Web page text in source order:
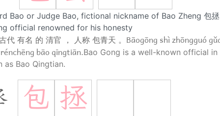
Bao or Judge Bao, fictional nickname of Bao Zheng 包
official renowned for his honesty
代 有名 的 清官 ， 人称 包青天 。 Bāogōng shì zhōngguó
bāo qīngtiān.Bao Gong is a well-known official in
as Bao Qingtian.
包 拯